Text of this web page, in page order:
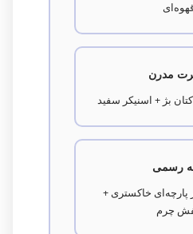
مدرن
بژ + اسنیکر سفید
رسمی
پارچه‌ای خاکستری +
چرم